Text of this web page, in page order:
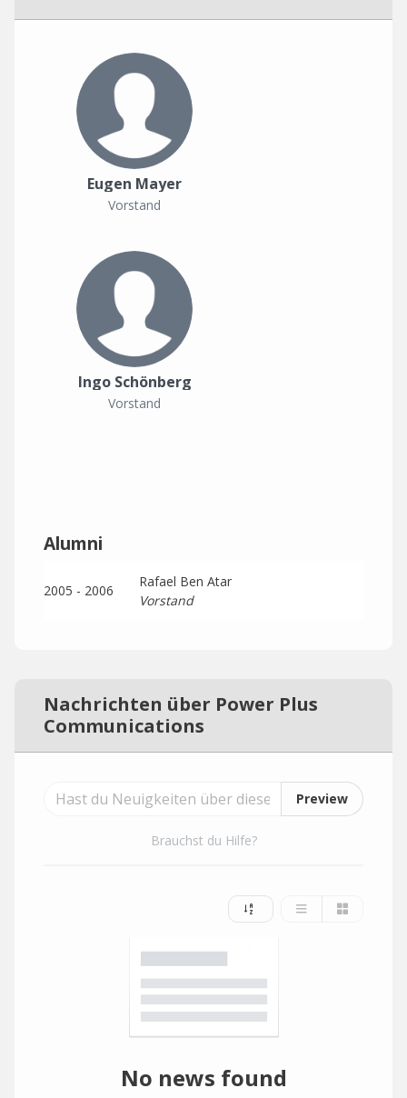
Eugen Mayer
Vorstand
Ingo Schönberg
Vorstand
Alumni
2005 - 2006
Rafael Ben Atar
Vorstand
Nachrichten über Power Plus
Communications
Preview
Brauchst du Hilfe?
No news found